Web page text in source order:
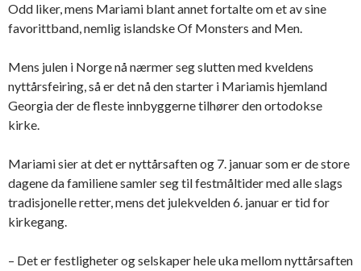
Odd liker, mens Mariami blant annet fortalte om et av sine
favorittband, nemlig islandske Of Monsters and Men.
Mens julen i Norge nå nærmer seg slutten med kveldens
nyttårsfeiring, så er det nå den starter i Mariamis hjemland
Georgia der de fleste innbyggerne tilhører den ortodokse
kirke.
Mariami sier at det er nyttårsaften og 7. januar som er de store
dagene da familiene samler seg til festmåltider med alle slags
tradisjonelle retter, mens det julekvelden 6. januar er tid for
kirkegang.
– Det er festligheter og selskaper hele uka mellom nyttårsaften